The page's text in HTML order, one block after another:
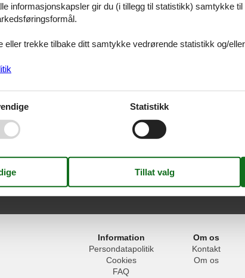
Spania
vil du alltid finne det største utvalget av vakkert beliggende
Brava
Information
Persondatapolitik
Cookies
FAQ
Om os
Kontakt
Om os
informasjonskapsler gir du (i tillegg til statistikk) samtykke
eller trekke tilbake ditt samtykke vedrørende statistikk og/
Statistikk